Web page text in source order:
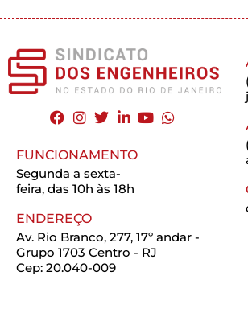
FUNCIONAMENTO
Segunda a sexta-
feira, das 10h às 18h
ENDEREÇO
Av. Rio Branco, 277, 17º andar -
Grupo 1703 Centro - RJ
Cep: 20.040-009